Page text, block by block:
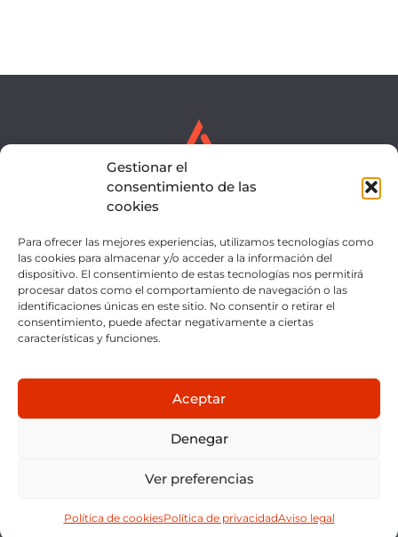
Gestionar el
consentimiento de las
cookies
Para ofrecer las mejores experiencias, utilizamos tecnologías como
las cookies para almacenar y/o acceder a la información del
dispositivo. El consentimiento de estas tecnologías nos permitirá
procesar datos como el comportamiento de navegación o las
identificaciones únicas en este sitio. No consentir o retirar el
consentimiento, puede afectar negativamente a ciertas
características y funciones.
Aceptar
Denegar
Ver preferencias
Política de cookiesPolítica de privacidadAviso legal
SERVICIOS EQUIPO
NOTICIAS CONTACTO
INTRANET
CANAL ÉTICO
Antonio Rosado Economistas. 2024©